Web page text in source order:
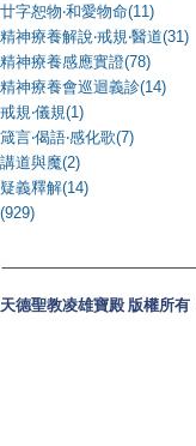
廿字恕物‧和愛物命(11)
精神療養解說‧戒規‧醫道(31)
精神療養感應實證(78)
精神療養會巡迴義診(14)
戒規‧儀規(1)
箴言‧偈語‧感化歌(7)
講道與魔(2)
疑義釋解(14)
(929)
天德聖教凌雄寶殿 版權所有